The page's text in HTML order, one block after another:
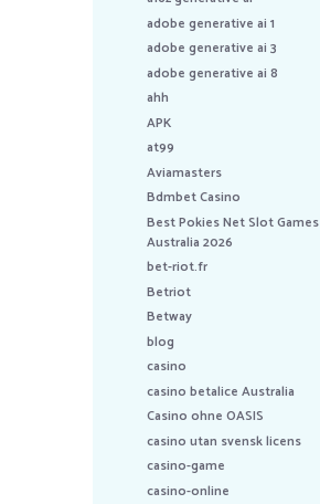
adobe generative ai 1
adobe generative ai 3
adobe generative ai 8
ahh
APK
at99
Aviamasters
Bdmbet Casino
Best Pokies Net Slot Games
Australia 2026
bet-riot.fr
Betriot
Betway
blog
casino
casino betalice Australia
Casino ohne OASIS
casino utan svensk licens
casino-game
casino-online